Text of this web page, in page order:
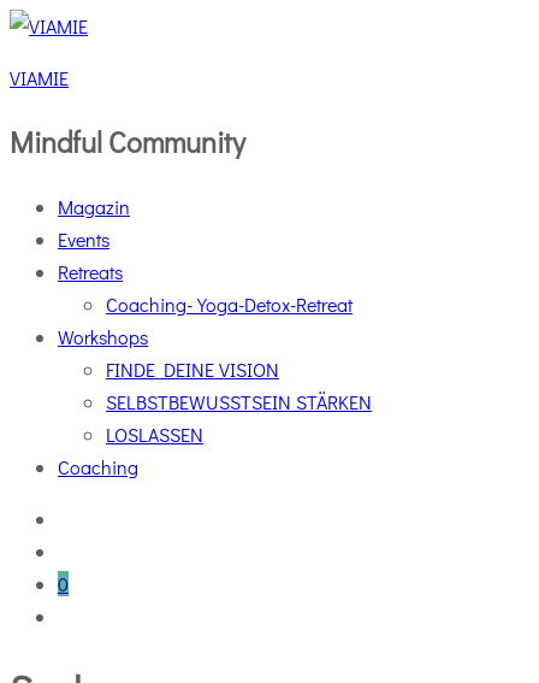
VIAMIE
Mindful Community
Magazin
Events
Retreats
Coaching-Yoga-Detox-Retreat
Workshops
FINDE DEINE VISION
SELBSTBEWUSSTSEIN STÄRKEN
LOSLASSEN
Coaching
0